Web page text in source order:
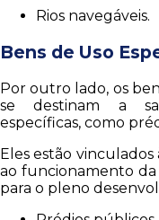
Rios navegáveis.
Bens de Uso
Por outro lado, os
se destinam a
específicas, como
Eles estão
ao funcionamento da
para o pleno